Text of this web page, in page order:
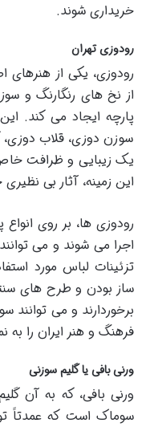
خریداری شوند.
رودوزی تهران
رودوزی، یکی از هنرهای
از نخ های رنگارنگ و
پارچه ایجاد می کند.
سوزن دوزی، قلاب
یک زیبایی و ظرافت خاص
این زمینه، آثار بی
رودوزی ها، بر روی
اجرا می شوند و می
تزئینات لباس مورد
ساز بودن و طرح های
برخوردارند و می توانند
فرهنگ و هنر ایران را به
ورنی بافی یا گلیم سوزنی
ورنی بافی، که به آن
سوماک است که عمدتاً